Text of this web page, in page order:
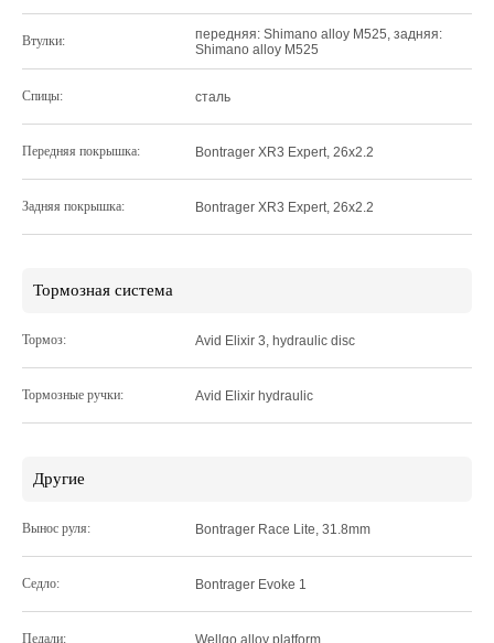
Втулки:
передняя: Shimano alloy M525, задняя:
Shimano alloy M525
Спицы: сталь
Передняя покрышка: Bontrager XR3 Expert, 26x2.2
Задняя покрышка: Bontrager XR3 Expert, 26x2.2
Тормозная система
Тормоз: Avid Elixir 3, hydraulic disc
Тормозные ручки: Avid Elixir hydraulic
Другие
Вынос руля: Bontrager Race Lite, 31.8mm
Седло: Bontrager Evoke 1
Педали: Wellgo alloy platform